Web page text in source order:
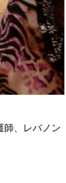
師、レバノン